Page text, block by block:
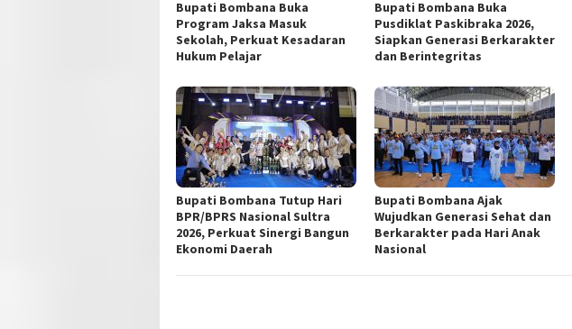
Bupati Bombana Buka
Program Jaksa Masuk
Sekolah, Perkuat Kesadaran
Hukum Pelajar
Bupati Bombana Buka
Pusdiklat Paskibraka 2026,
Siapkan Generasi Berkarakter
dan Berintegritas
Bupati Bombana Tutup Hari
BPR/BPRS Nasional Sultra
2026, Perkuat Sinergi Bangun
Ekonomi Daerah
Bupati Bombana Ajak
Wujudkan Generasi Sehat dan
Berkarakter pada Hari Anak
Nasional